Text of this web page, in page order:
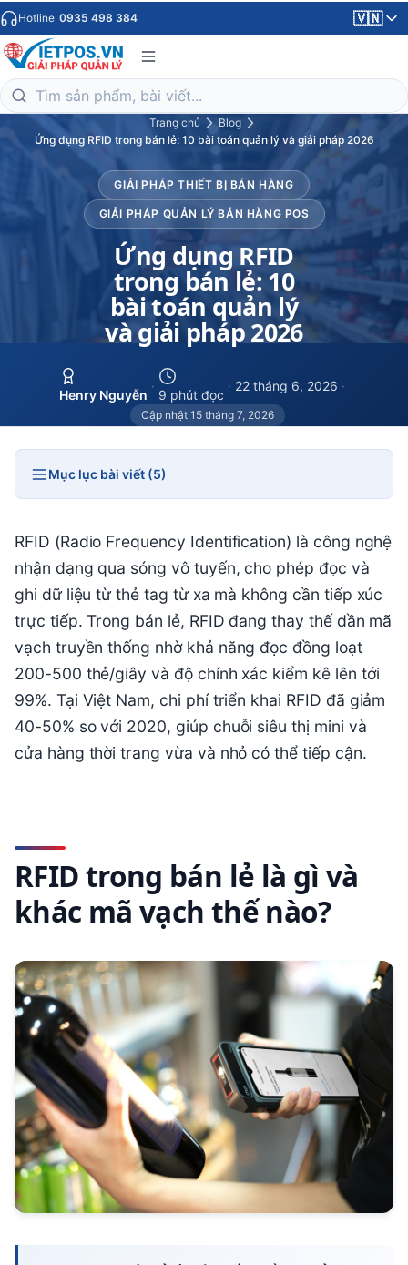
Hotline 0935 498 384 🇻🇳
Trang chủ
Blog
Ứng dụng RFID trong bán lẻ: 10 bài toán quản lý và giải pháp 2026
GIẢI PHÁP THIẾT BỊ BÁN HÀNG
GIẢI PHÁP QUẢN LÝ BÁN HÀNG POS
Ứng dụng RFID
trong bán lẻ: 10
bài toán quản lý
và giải pháp 2026
Henry Nguyễn
·
9 phút đọc
· 22 tháng 6, 2026 ·
Cập nhật 15 tháng 7, 2026
Mục lục bài viết (5)
RFID (Radio Frequency Identification) là công nghệ
nhận dạng qua sóng vô tuyến, cho phép đọc và
ghi dữ liệu từ thẻ tag từ xa mà không cần tiếp xúc
trực tiếp. Trong bán lẻ, RFID đang thay thế dần mã
vạch truyền thống nhờ khả năng đọc đồng loạt
200-500 thẻ/giây và độ chính xác kiểm kê lên tới
99%. Tại Việt Nam, chi phí triển khai RFID đã giảm
40-50% so với 2020, giúp chuỗi siêu thị mini và
cửa hàng thời trang vừa và nhỏ có thể tiếp cận.
RFID trong bán lẻ là gì và
khác mã vạch thế nào?